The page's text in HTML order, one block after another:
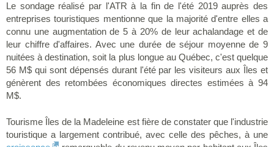
Le sondage réalisé par l'ATR à la fin de l'été 2019 auprès des
entreprises touristiques mentionne que la majorité d'entre elles a
connu une augmentation de 5 à 20% de leur achalandage et de
leur chiffre d'affaires. Avec une durée de séjour moyenne de 9
nuitées à destination, soit la plus longue au Québec, c'est quelque
56 M$ qui sont dépensés durant l'été par les visiteurs aux Îles et
génèrent des retombées économiques directes estimées à 94
M$.
Tourisme Îles de la Madeleine est fière de constater que l'industrie
touristique a largement contribué, avec celle des pêches, à une